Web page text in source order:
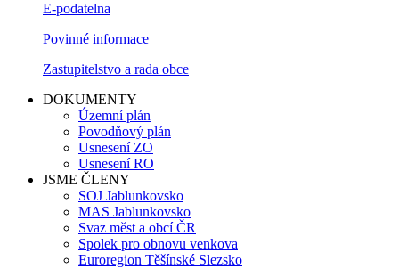
E-podatelna
Povinné informace
Zastupitelstvo a rada obce
DOKUMENTY
Územní plán
Povodňový plán
Usnesení ZO
Usnesení RO
JSME ČLENY
SOJ Jablunkovsko
MAS Jablunkovsko
Svaz měst a obcí ČR
Spolek pro obnovu venkova
Euroregion Těšínské Slezsko